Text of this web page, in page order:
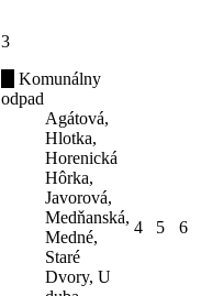
3
Komunálny
odpad
Agátová,
Hlotka,
Horenická
Hôrka,
Javorová,
Medňanská,
Medné,
Staré
Dvory, U
4 5 6